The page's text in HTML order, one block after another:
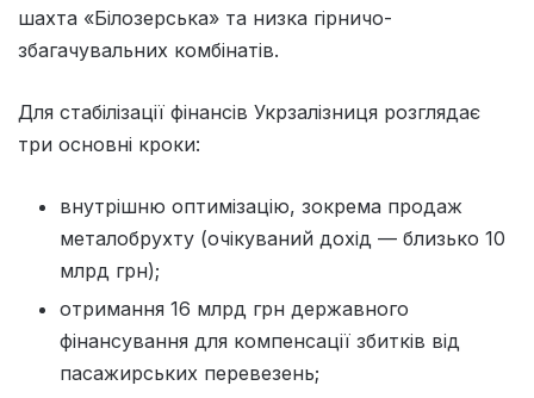
шахта «Білозерська» та низка гірничо-
збагачувальних комбінатів.
Для стабілізації фінансів Укрзалізниця розглядає
три основні кроки:
внутрішню оптимізацію, зокрема продаж
металобрухту (очікуваний дохід — близько 10
млрд грн);
отримання 16 млрд грн державного
фінансування для компенсації збитків від
пасажирських перевезень;